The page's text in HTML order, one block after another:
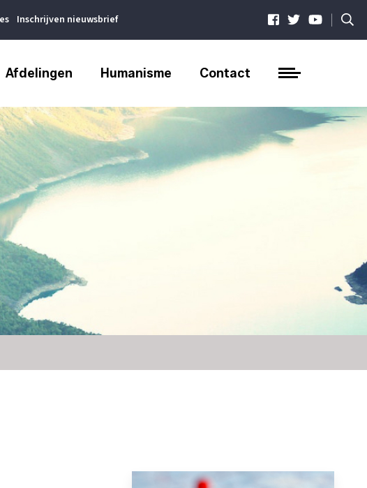
Inschrijven nieuwsbrief |
Afdelingen Humanisme Contact